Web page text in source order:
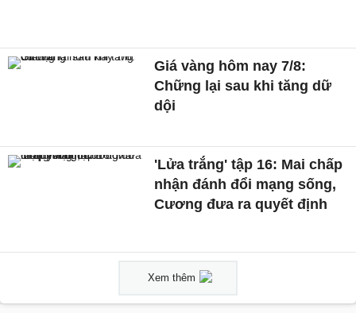
Giá vàng hôm nay 7/8:
Chững lại sau khi tăng dữ
dội
'Lửa trắng' tập 16: Mai chấp
nhận đánh đổi mạng sống,
Cương đưa ra quyết định
Xem thêm